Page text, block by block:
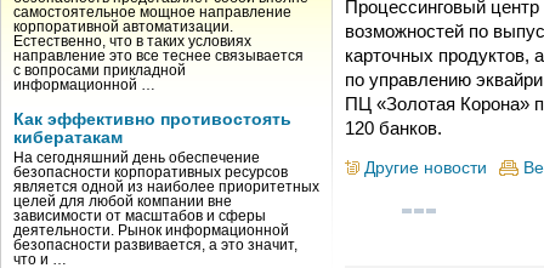
самостоятельное мощное направление
корпоративной автоматизации.
Естественно, что в таких условиях
направление это все теснее связывается
с вопросами прикладной
информационной …
Как эффективно противостоять
кибератакам
На сегодняшний день обеспечение
безопасности корпоративных ресурсов
является одной из наиболее приоритетных
целей для любой компании вне
зависимости от масштабов и сферы
деятельности. Рынок информационной
безопасности развивается, а это значит,
что и …
Процессинговый
возможностей по
карточных продуктов,
по управлению
ПЦ «Золотая Корона»
120 банков.
Другие новости